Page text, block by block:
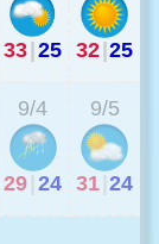
33|25 32|25
9/4
29 24
9/5
31 24